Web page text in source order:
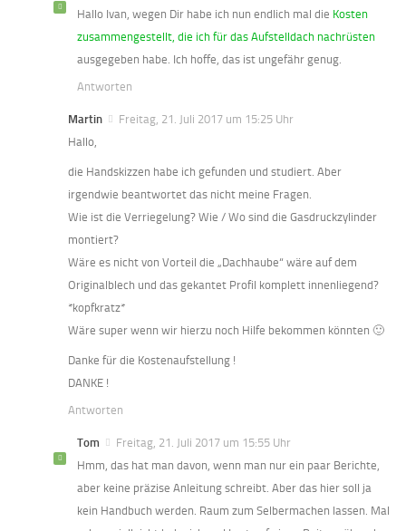
Hallo Ivan, wegen Dir habe ich nun endlich mal die Kosten
zusammengestellt, die ich für das Aufstelldach nachrüsten
ausgegeben habe. Ich hoffe, das ist ungefähr genug.
Antworten
Martin
Freitag, 21. Juli 2017 um 15:25 Uhr
Hallo,
die Handskizzen habe ich gefunden und studiert. Aber
irgendwie beantwortet das nicht meine Fragen.
Wie ist die Verriegelung? Wie / Wo sind die Gasdruckzylinder
montiert?
Wäre es nicht von Vorteil die „Dachhaube“ wäre auf dem
Originalblech und das gekantet Profil komplett innenliegend?
*kopfkratz*
Wäre super wenn wir hierzu noch Hilfe bekommen könnten 🙂
Danke für die Kostenaufstellung !
DANKE !
Antworten
Tom
Freitag, 21. Juli 2017 um 15:55 Uhr
Hmm, das hat man davon, wenn man nur ein paar Berichte,
aber keine präzise Anleitung schreibt. Aber das hier soll ja
kein Handbuch werden. Raum zum Selbermachen lassen. Mal